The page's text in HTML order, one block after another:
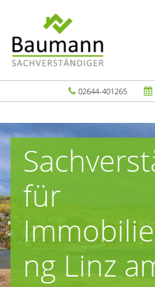
02644-401265
für
ng Linz